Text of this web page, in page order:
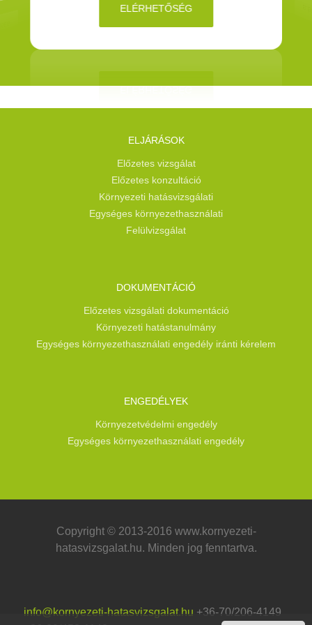
ELÉRHETŐSÉG
ELJÁRÁSOK
Előzetes vizsgálat
Előzetes konzultáció
Környezeti hatásvizsgálati
Egységes környezethasználati
Felülvizsgálat
DOKUMENTÁCIÓ
Előzetes vizsgálati dokumentáció
Környezeti hatástanulmány
Egységes környezethasználati engedély iránti kérelem
ENGEDÉLYEK
Környezetvédelmi engedély
Egységes környezethasználati engedély
Copyright © 2013-2016 www.kornyezeti-
hatasvizsgalat.hu. Minden jog fenntartva.
info@kornyezeti-hatasvizsgalat.hu +36-70/206-4149